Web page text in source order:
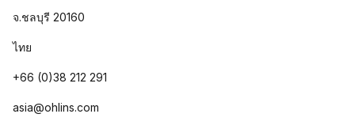
จ.ชลบุรี 20160
ไทย
+66 (0)38 212 291
asia@ohlins.com